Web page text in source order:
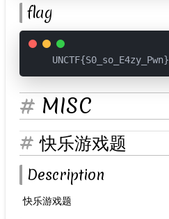
flag
UNCTF{S0_so_E4zy_Pwn}
MISC
快乐游戏题
Description
​ 快乐游戏题